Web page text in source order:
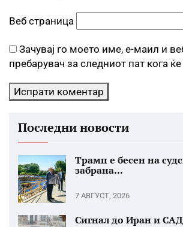
Веб страница
Зачувај го моето име, е-маил и
пребарувач за следниот пат кога
Последни новости
Трамп е бесен на
забрана...
7 АВГУСТ, 2026
Сигнал до Иран и